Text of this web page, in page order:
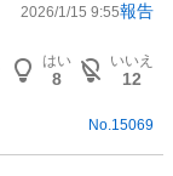
2026/1/15 9:55報告
はい
8
いいえ
12
No.15069